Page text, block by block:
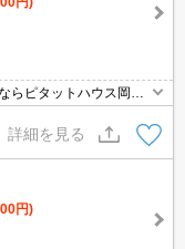
円)
らピタットハウス岡本
詳細を見る
円)